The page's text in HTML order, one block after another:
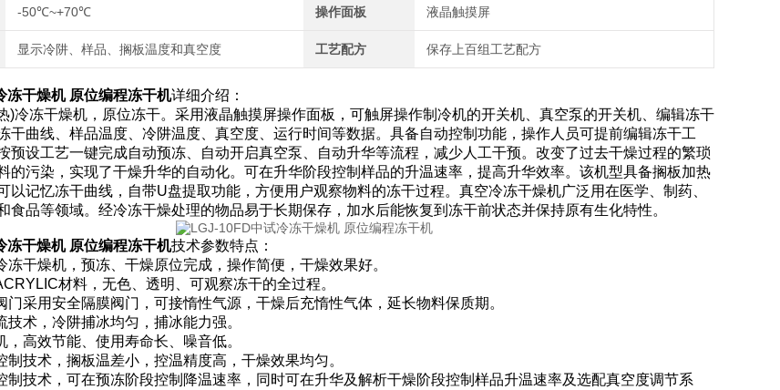
-50℃~+70℃ 操作面板 液晶触摸屏
显示冷阱、样品、搁板温度和真空度 工艺配方 保存上百组工艺配方
冻干燥机 原位编程冻干机详细介绍：
)冷冻干燥机，原位冻干。采用液晶触摸屏操作面板，可触屏操作制冷机的开关机、真空泵的开关机、编辑冻干
干曲线、样品温度、冷阱温度、真空度、运行时间等数据。具备自动控制功能，操作人员可提前编辑冻干工
预设工艺一键完成自动预冻、自动开启真空泵、自动升华等流程，减少人工干预。改变了过去干燥过程的繁琐
的污染，实现了干燥升华的自动化。可在升华阶段控制样品的升温速率，提高升华效率。该机型具备搁板加热
以记忆冻干曲线，自带U盘提取功能，方便用户观察物料的冻干过程。真空冷冻干燥机广泛用在医学、制药、
食品等领域。经冷冻干燥处理的物品易于长期保存，加水后能恢复到冻干前状态并保持原有生化特性。
冻干燥机 原位编程冻干机技术参数特点：
冻干燥机，预冻、干燥原位完成，操作简便，干燥效果好。
材料，无色、透明、可观察冻干的全过程。
门采用安全隔膜阀门，可接惰性气源，干燥后充惰性气体，延长物料保质期。
技术，冷阱捕冰均匀，捕冰能力强。
，高效节能、使用寿命长、噪音低。
制技术，搁板温差小，控温精度高，干燥效果均匀。
制技术，可在预冻阶段控制降温速率，同时可在升华及解析干燥阶段控制样品升温速率及选配真空度调节系